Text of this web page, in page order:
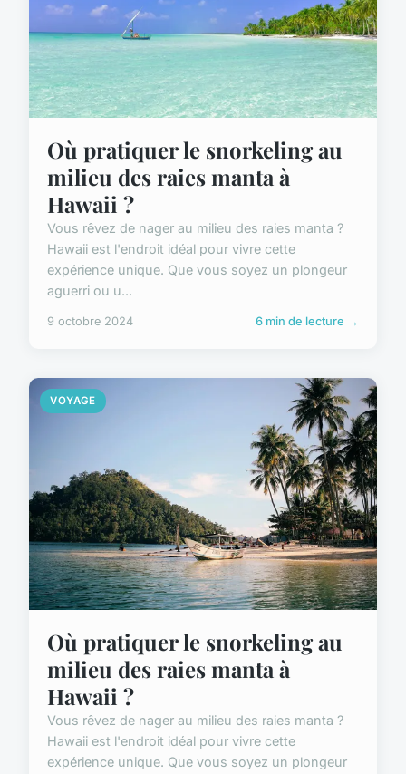
Où pratiquer le snorkeling au
milieu des raies manta à
Hawaii ?
Vous rêvez de nager au milieu des raies manta ?
Hawaii est l'endroit idéal pour vivre cette
expérience unique. Que vous soyez un plongeur
aguerri ou u...
9 octobre 2024 6 min de lecture →
VOYAGE
Où pratiquer le snorkeling au
milieu des raies manta à
Hawaii ?
Vous rêvez de nager au milieu des raies manta ?
Hawaii est l'endroit idéal pour vivre cette
expérience unique. Que vous soyez un plongeur